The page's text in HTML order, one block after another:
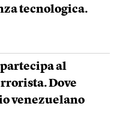
tecnologica.
al
Dove
venezuelano